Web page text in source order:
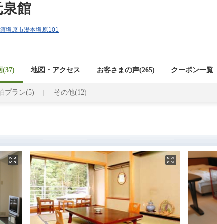
館
塩原市湯本塩原101
(37) 地図・アクセス お客さまの声(265) クーポン一覧
プラン(5) その他(12)